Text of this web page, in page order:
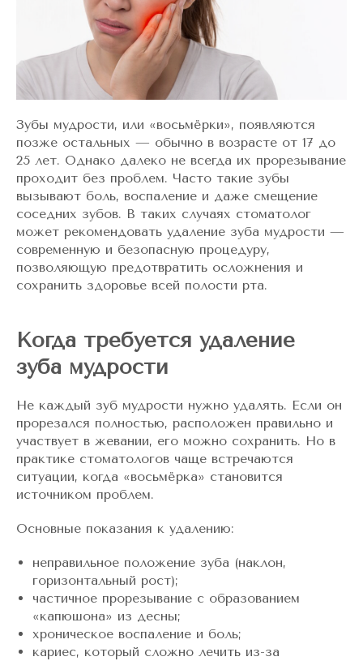
Зубы мудрости, или «восьмёрки», появляются
позже остальных — обычно в возрасте от 17 до
25 лет. Однако далеко не всегда их прорезывание
проходит без проблем. Часто такие зубы
вызывают боль, воспаление и даже смещение
соседних зубов. В таких случаях стоматолог
может рекомендовать удаление зуба мудрости —
современную и безопасную процедуру,
позволяющую предотвратить осложнения и
сохранить здоровье всей полости рта.
Когда требуется удаление
зуба мудрости
Не каждый зуб мудрости нужно удалять. Если он
прорезался полностью, расположен правильно и
участвует в жевании, его можно сохранить. Но в
практике стоматологов чаще встречаются
ситуации, когда «восьмёрка» становится
источником проблем.
Основные показания к удалению:
неправильное положение зуба (наклон,
горизонтальный рост);
частичное прорезывание с образованием
«капюшона» из десны;
хроническое воспаление и боль;
кариес, который сложно лечить из-за